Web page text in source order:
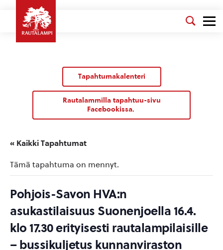
Tapahtumakalenteri
Rautalammilla tapahtuu-sivu
Facebookissa.
« Kaikki Tapahtumat
Tämä tapahtuma on mennyt.
Pohjois-Savon HVA:n
asukastilaisuus Suonenjoella 16.4.
klo 17.30 erityisesti rautalampilaisille
– bussikuljetus kunnanviraston